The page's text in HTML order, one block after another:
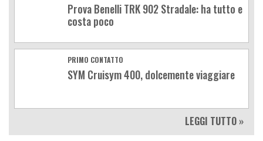
Prova Benelli TRK 902 Stradale: ha tutto e
costa poco
PRIMO CONTATTO
SYM Cruisym 400, dolcemente viaggiare
LEGGI TUTTO »